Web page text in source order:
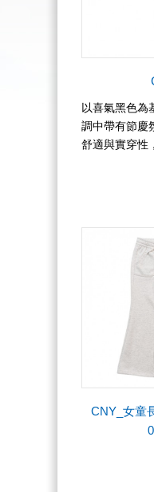
以喜氣黑色為
調中帶有節慶
舒適與實穿性
系列細節：
百搭實穿風
CNY_女童